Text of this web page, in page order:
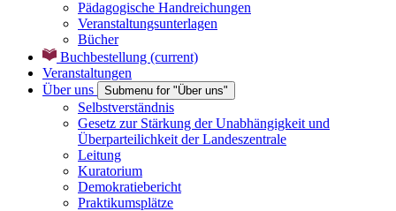
Pädagogische Handreichungen
Veranstaltungsunterlagen
Bücher
Buchbestellung (current)
Veranstaltungen
Über uns
Submenu for "Über uns"
Selbstverständnis
Gesetz zur Stärkung der Unabhängigkeit und
Überparteilichkeit der Landeszentrale
Leitung
Kuratorium
Demokratiebericht
Praktikumsplätze